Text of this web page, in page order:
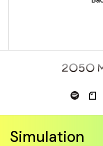
Simulation